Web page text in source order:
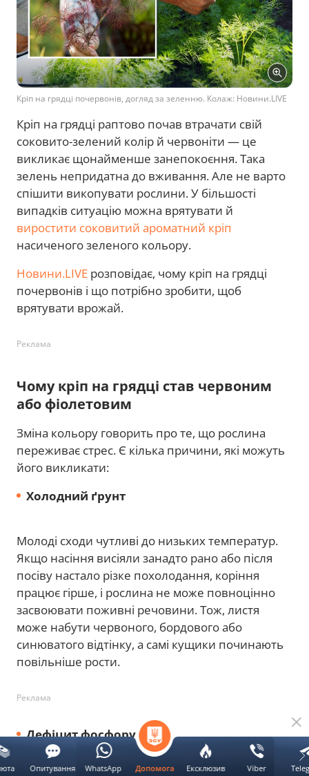
Кріп на грядці почервонів, догляд за зеленню. Колаж: Новини.LIVE
Кріп на грядці раптово почав втрачати свій
соковито-зелений колір й червоніти — це
викликає щонайменше занепокоєння. Така
зелень непридатна до вживання. Але не варто
спішити викопувати рослини. У більшості
випадків ситуацію можна врятувати й
виростити соковитий ароматний кріп
насиченого зеленого кольору.
Новини.LIVE розповідає, чому кріп на грядці
почервонів і що потрібно зробити, щоб
врятувати врожай.
Реклама
Чому кріп на грядці став червоним
або фіолетовим
Зміна кольору говорить про те, що рослина
переживає стрес. Є кілька причини, які можуть
його викликати:
Холодний ґрунт
Молоді сходи чутливі до низьких температур.
Якщо насіння висіяли занадто рано або після
посіву настало різке похолодання, коріння
працює гірше, і рослина не може повноцінно
засвоювати поживні речовини. Тож, листя
може набути червоного, бордового або
синюватого відтінку, а самі кущики починають
повільніше рости.
Реклама
Дефіцит фосфору
Допомога Ексклюзив Viber
Опитування WhatsApp